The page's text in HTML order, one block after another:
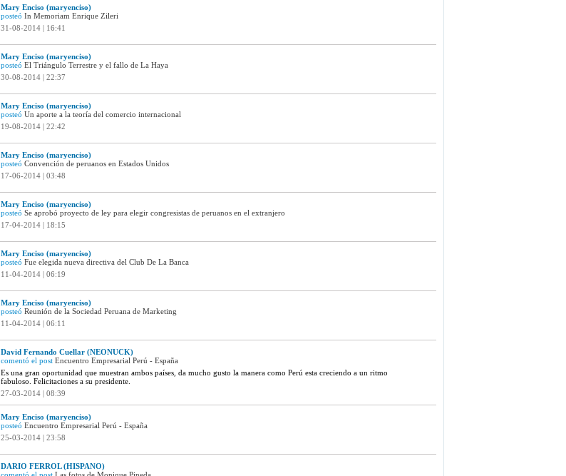
Mary Enciso (maryenciso)
posteó In Memoriam Enrique Zileri
31-08-2014 | 16:41
Mary Enciso (maryenciso)
posteó El Triángulo Terrestre y el fallo de La Haya
30-08-2014 | 22:37
Mary Enciso (maryenciso)
posteó Un aporte a la teoría del comercio internacional
19-08-2014 | 22:42
Mary Enciso (maryenciso)
posteó Convención de peruanos en Estados Unidos
17-06-2014 | 03:48
Mary Enciso (maryenciso)
posteó Se aprobó proyecto de ley para elegir congresistas de peruanos en el extranjero
17-04-2014 | 18:15
Mary Enciso (maryenciso)
posteó Fue elegida nueva directiva del Club De La Banca
11-04-2014 | 06:19
Mary Enciso (maryenciso)
posteó Reunión de la Sociedad Peruana de Marketing
11-04-2014 | 06:11
David Fernando Cuellar (NEONUCK)
comentó el post Encuentro Empresarial Perú - España
Es una gran oportunidad que muestran ambos países, da mucho gusto la manera como Perú esta creciendo a un ritmo
fabuloso. Felicitaciones a su presidente.
27-03-2014 | 08:39
Mary Enciso (maryenciso)
posteó Encuentro Empresarial Perú - España
25-03-2014 | 23:58
DARIO FERROL (HISPANO)